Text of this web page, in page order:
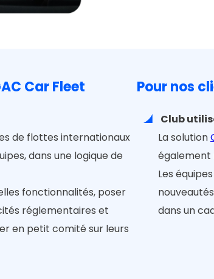
Car Fleet
de flottes internationaux
dans une logique de
fonctionnalités, poser
réglementaires et
en petit comité sur leurs
Pour nos
Club
La solution
également
Les
dans un